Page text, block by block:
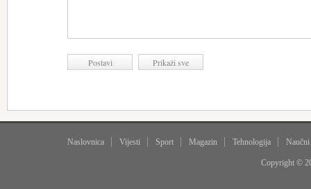
Naslovnica Vijesti Sport Magazin Tehnologija
Copyright ©